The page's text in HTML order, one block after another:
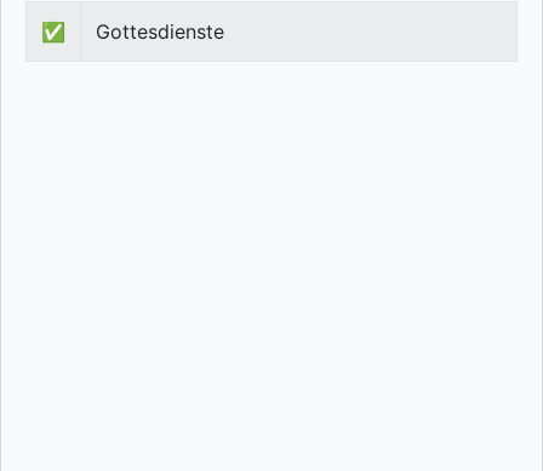
✅ Gottesdienste